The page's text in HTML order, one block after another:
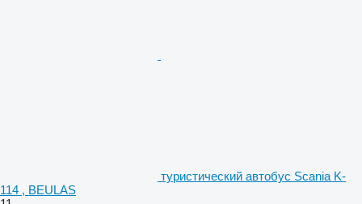
туристический автобус Scania K-
114 , BEULAS